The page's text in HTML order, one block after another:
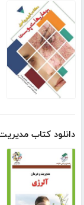
دانلود کتاب